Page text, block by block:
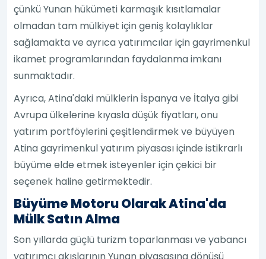
çünkü Yunan hükümeti karmaşık kısıtlamalar
olmadan tam mülkiyet için geniş kolaylıklar
sağlamakta ve ayrıca yatırımcılar için gayrimenkul
ikamet programlarından faydalanma imkanı
sunmaktadır.
Ayrıca, Atina'daki mülklerin İspanya ve İtalya gibi
Avrupa ülkelerine kıyasla düşük fiyatları, onu
yatırım portföylerini çeşitlendirmek ve büyüyen
Atina gayrimenkul yatırım piyasası içinde istikrarlı
büyüme elde etmek isteyenler için çekici bir
seçenek haline getirmektedir.
Büyüme Motoru Olarak Atina'da
Mülk Satın Alma
Son yıllarda güçlü turizm toparlanması ve yabancı
yatırımcı akışlarının Yunan piyasasına dönüşü